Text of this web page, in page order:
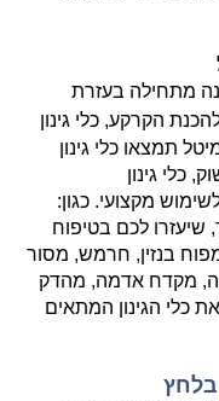
מתחילה בעזרת
להכנת הקרקע, כלי גינון
תמצאו כלי גינון
כלי גינון
מקצועי. כגון:
שיעזרו לכם בטיפוח
בנזין, חרמש, מסור
מקדח אדמה, מהדק
כלי הגינון המתאים
בלחץ